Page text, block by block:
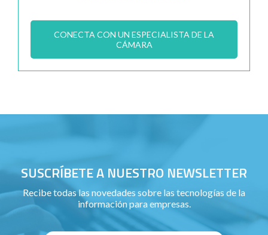
CONECTA CON UN ESPECIALISTA DE LA
CÁMARA
SUSCRÍBETE A NUESTRO NEWSLETTER
Recibe todas las novedades sobre las tecnologías de la
información para empresas.